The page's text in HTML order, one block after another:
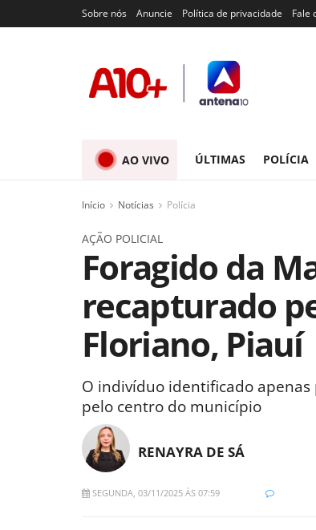
Sobre nós Anuncie Política de privacidade Fale
AO VIVO ÚLTIMAS POLÍCIA
Início Notícias Polícia
AÇÃO POLICIAL
Foragido da
recapturado
Floriano, Piauí
O indivíduo identificado apenas
pelo centro do município
RENAYRA DE SÁ
SEGUNDA, 03/11/2025 ÀS 07:59